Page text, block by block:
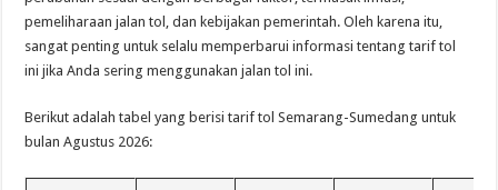
pemeliharaan jalan tol, dan kebijakan pemerintah. Oleh karena itu,
sangat penting untuk selalu memperbarui informasi tentang tarif tol
ini jika Anda sering menggunakan jalan tol ini.
Berikut adalah tabel yang berisi tarif tol Semarang-Sumedang untuk
bulan Agustus 2026: